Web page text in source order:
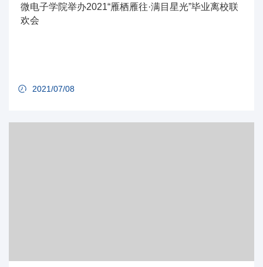
微电子学院举办2021“雁栖雁往·满目星光”毕业离校联
欢会
2021/07/08